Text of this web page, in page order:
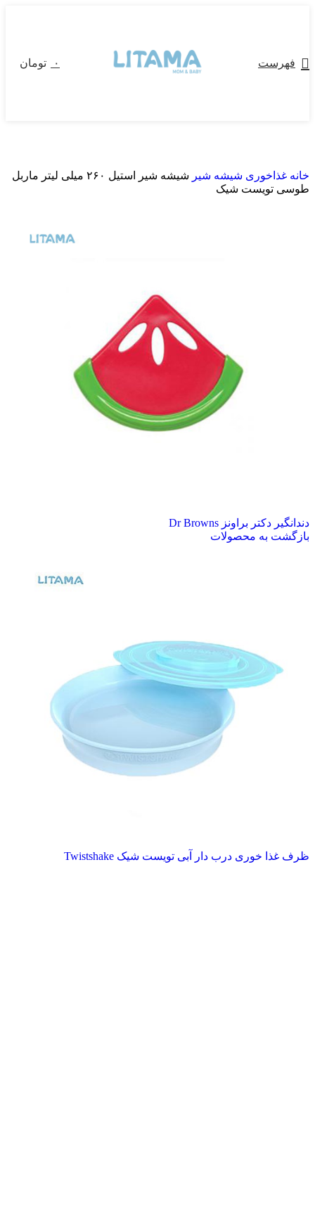
فهرست ۰ تومان
خانه غذاخوری شیشه شیر
شیشه شیر استیل ۲۶۰ میلی لیتر ماربل
طوسی تویست شیک
دندانگیر دکتر براونز Dr Browns
بازگشت به محصولات
ظرف غذا خوری درب دار آبی تویست شیک Twistshake